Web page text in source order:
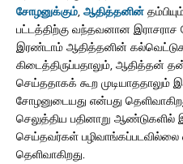
சோழனுக்கும்,ஆதித்தனின்
பட்டத்திற்கு வந்தவனான இராசராச
இரண்டாம் ஆதித்தனின்
கிடைத்திருப்பதாலும், ஆதித்தன்
செய்ததாகக் கூற முடியாததாலும்
சோழனுடையது என்பது
செலுத்திய பதினாறு
செய்தவர்கள்
தெளிவாகிறது.